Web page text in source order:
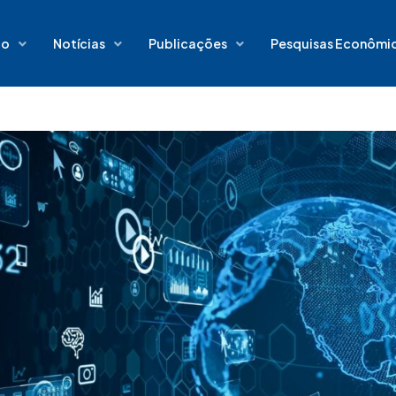
Notícias Publicações Pesquisas